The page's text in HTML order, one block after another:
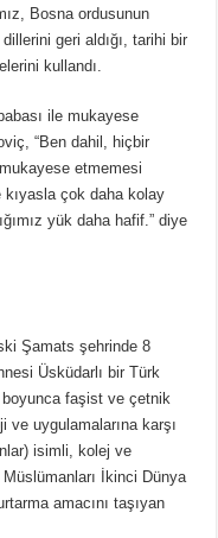
Bosna ordusunun
geri aldığı, tarihi bir
kullandı.
ile mukayese
“Ben dahil, hiçbir
etmemesi
çok daha kolay
yük daha hafif.” diye
Şamats şehrinde 8
Üsküdarlı bir Türk
faşist ve çetnik
uygulamalarına karşı
isimli, kolej ve
İkinci Dünya
amacını taşıyan